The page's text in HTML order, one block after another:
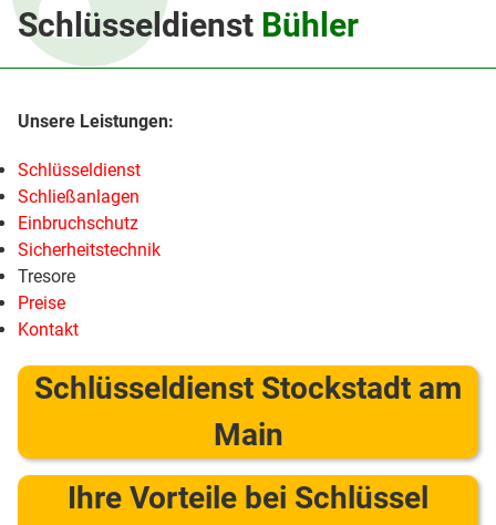
Schlüsseldienst Bühler
Schlüsseldienst
Schließanlagen
Einbruchschutz
Sicherheitstechnik
Tresore
Preise
Kontakt
Schlüsseldienst Stockstadt am
Main
Ihre Vorteile bei Schlüssel